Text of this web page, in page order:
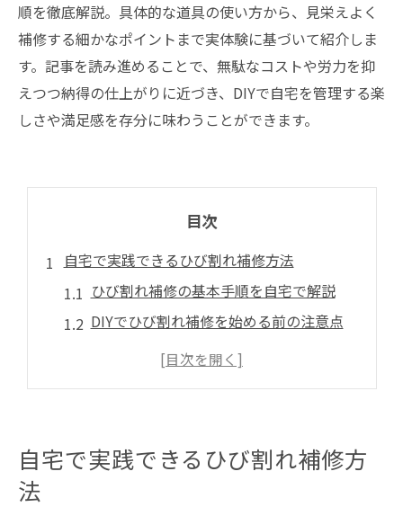
順を徹底解説。具体的な道具の使い方から、見栄えよく
補修する細かなポイントまで実体験に基づいて紹介しま
す。記事を読み進めることで、無駄なコストや労力を抑
えつつ納得の仕上がりに近づき、DIYで自宅を管理する楽
しさや満足感を存分に味わうことができます。
目次
自宅で実践できるひび割れ補修方法
ひび割れ補修の基本手順を自宅で解説
DIYでひび割れ補修を始める前の注意点
補修に適した道具と材料の選び方
DIYでひび割れ補修に挑戦する際のコツ
ひび割れ補修で失敗しないコツと注意点
自宅で実践できるひび割れ補修方
法